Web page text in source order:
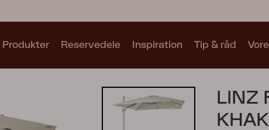
Produkter
Samlinger
Se alle samlinger
Reservedele Inspiration Tip & råd
LINZ